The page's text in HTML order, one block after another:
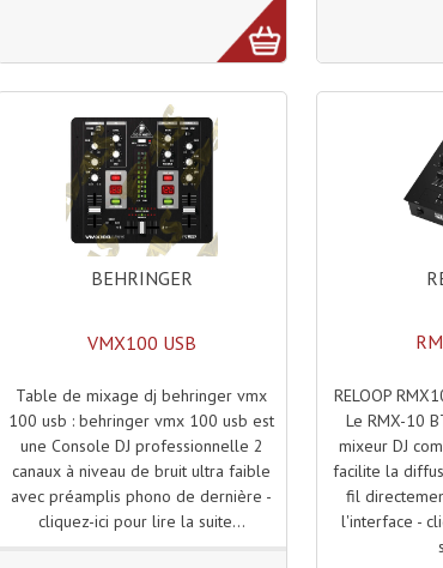
BEHRINGER
VMX100 USB
Table de mixage dj behringer vmx
100 usb : behringer vmx 100 usb est
une Console DJ professionnelle 2
canaux à niveau de bruit ultra faible
avec préamplis phono de dernière -
cliquez-ici pour lire la suite...
RELOOP
Le RMX-10
mixeur DJ
facilite la
fil
l'interface -